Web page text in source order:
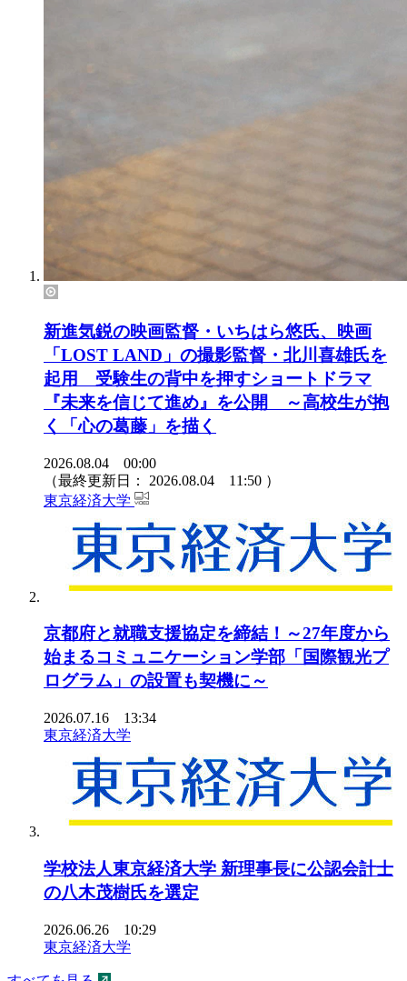
新進気鋭の映画監督・いちはら悠氏、映画
「LOST LAND」の撮影監督・北川喜雄氏を
起用 受験生の背中を押すショートドラマ
『未来を信じて進め』を公開 ～高校生が抱
く「心の葛藤」を描く
2026.08.04 00:00
（最終更新日： 2026.08.04 11:50 ）
東京経済大学
京都府と就職支援協定を締結！～27年度から
始まるコミュニケーション学部「国際観光プ
ログラム」の設置も契機に～
2026.07.16 13:34
東京経済大学
学校法人東京経済大学 新理事長に公認会計士
の八木茂樹氏を選定
2026.06.26 10:29
東京経済大学